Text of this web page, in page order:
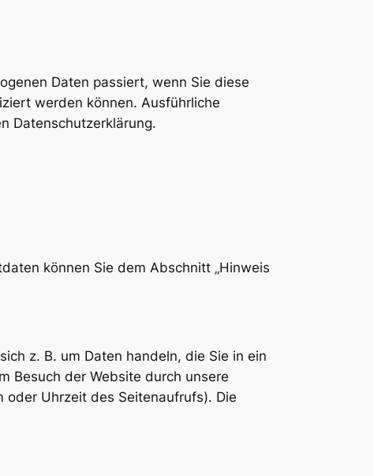
Daten passiert, wenn Sie diese
werden können. Ausführliche
Datenschutzerklärung.
können Sie dem Abschnitt „Hinweis
z. B. um Daten handeln, die Sie in ein
Besuch der Website durch unsere
oder Uhrzeit des Seitenaufrufs). Die